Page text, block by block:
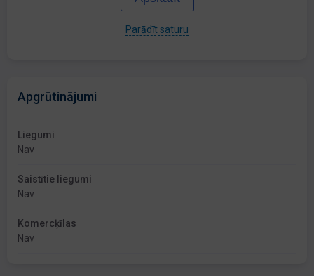
Parādīt saturu
Apgrūtinājumi
Liegumi
Nav
Saistītie liegumi
Nav
Komercķīlas
Nav